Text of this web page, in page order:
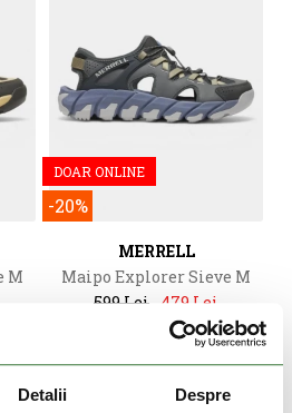
Detalii Despre
M
DOAR ONLINE
-20%
MERRELL
Maipo Explorer Sieve M
599 Lei 479 Lei
9.5 10